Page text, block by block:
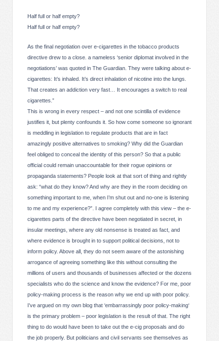
Half full or half empty?
Half full or half empty?
As the final negotiation over e-cigarettes in the tobacco products
directive drew to a close. a nameless ‘senior diplomat involved in the
negotiations’ was quoted in The Guardian. They were talking about e-
cigarettes: It’s inhaled. It’s direct inhalation of nicotine into the lungs.
That creates an addiction very fast… It encourages a switch to real
cigarettes.”
This is wrong in every respect – and not one scintilla of evidence
justifies it, but plenty confounds it. So how come someone so ignorant
is meddling in legislation to regulate products that are in fact
amazingly positive alternatives to smoking? Why did the Guardian
feel obliged to conceal the identity of this person? So that a public
official could remain unaccountable for their rogue opinions or
propaganda statements? People look at that sort of thing and rightly
ask: “what do they know? And why are they in the room deciding on
something important to me, when I’m shut out and no-one is listening
to me and my experience?”. I agree completely with this view – the e-
cigarettes parts of the directive have been negotiated in secret, in
insular meetings, where any old nonsense is treated as fact, and
where evidence is brought in to support political decisions, not to
inform policy. Above all, they do not seem aware of the astonishing
arrogance of agreeing something like this without consulting the
millions of users and thousands of businesses affected or the dozens
specialists who do the science and know the evidence? For me, poor
policy-making process is the reason why we end up with poor policy.
I’ve argued on my own blog that ‘embarrassingly poor policy-making‘
is the primary problem – poor legislation is the result of that. The right
thing to do would have been to take out the e-cig proposals and do
the job properly. But politicians and civil servants see themselves as